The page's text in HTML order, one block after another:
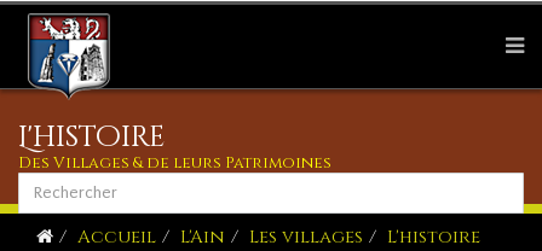
L'histoire
Des Villages & de leurs Patrimoines
Accueil L'Ain Les villages
L'histoire